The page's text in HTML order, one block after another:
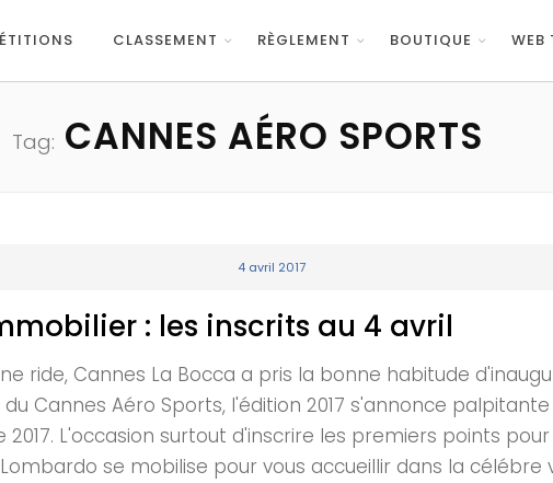
CLASSEMENT RÈGLEMENT BOUTIQUE WEB
Tag: CANNES AÉRO SPORTS
4 avril 2017
: les inscrits au 4 avril
ride, Cannes La Bocca a pris la bonne habitude
Cannes Aéro Sports, l'édition 2017 s'annonce
L'occasion surtout d'inscrire les premiers points pour
se mobilise pour vous accueillir dans la célébre